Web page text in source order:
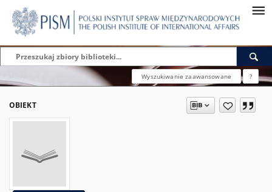
Wyszukiwanie zaawansowane ?
OBIEKT